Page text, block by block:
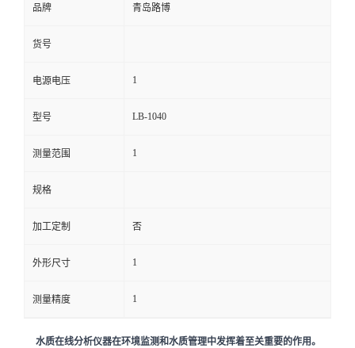
在
线
留
言
品牌 青岛路博
货号
电源电压 1
型号 LB-1040
测量范围 1
规格
加工定制 否
外形尺寸 1
测量精度 1
水质在线分析仪器在环境监测和水质管理中发挥着至关重要的作用。